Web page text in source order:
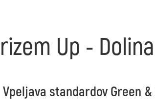
Up -
Vpeljava standardov Green &